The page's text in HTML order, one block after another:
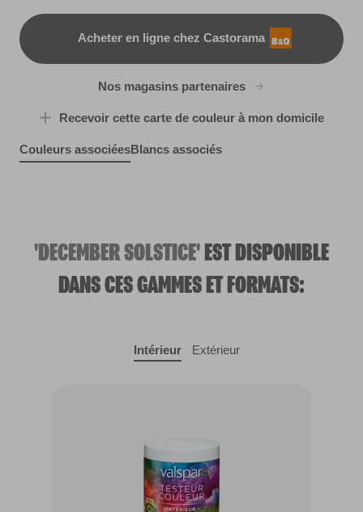
Acheter en ligne chez Castorama
B&Q
Nos magasins partenaires
Recevoir cette carte de couleur à mon domicile
Couleurs associéesBlancs associés
'DECEMBER SOLSTICE' EST DISPONIBLE
DANS CES GAMMES ET FORMATS:
Intérieur Extérieur